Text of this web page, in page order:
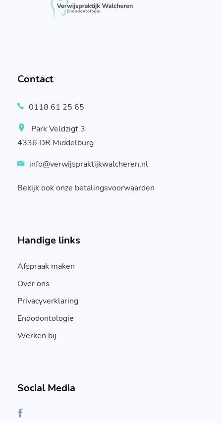
Contact
0118 61 25 65
Park Veldzigt 3
4336 DR Middelburg
info@verwijspraktijkwalcheren.nl
Bekijk ook onze betalingsvoorwaarden
Handige links
Afspraak maken
Over ons
Privacyverklaring
Endodontologie
Werken bij
Social Media